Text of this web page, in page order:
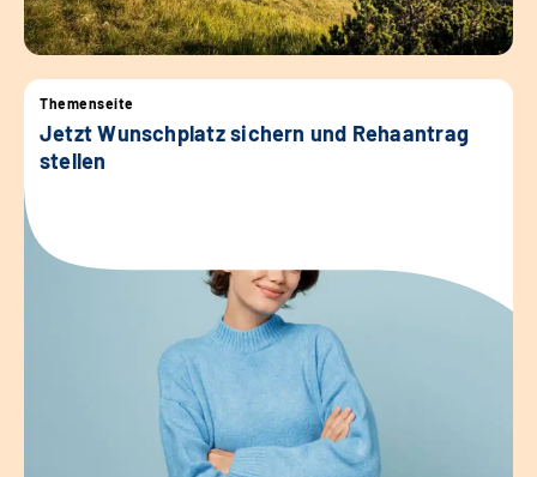
Themenseite
Jetzt Wunschplatz sichern und Rehaantrag
stellen